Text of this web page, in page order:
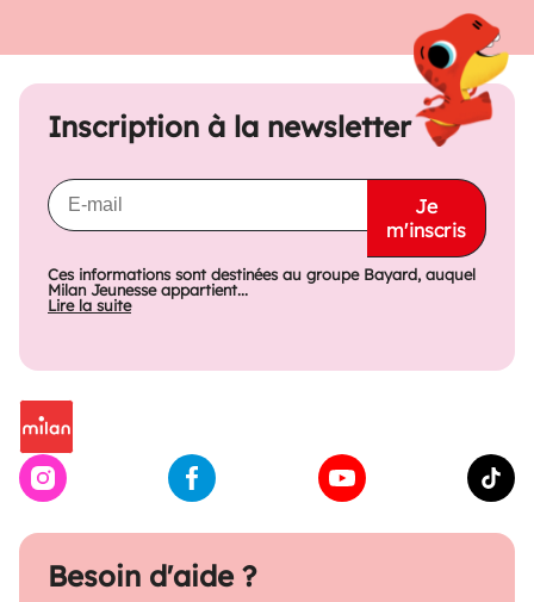
Besoin d'aide ?
Inscription à la newsletter
Je
m'inscris
Ces informations sont destinées au groupe Bayard, auquel
Milan Jeunesse appartient...
Lire la suite